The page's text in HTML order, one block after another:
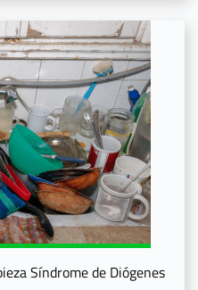
Síndrome de Diógenes